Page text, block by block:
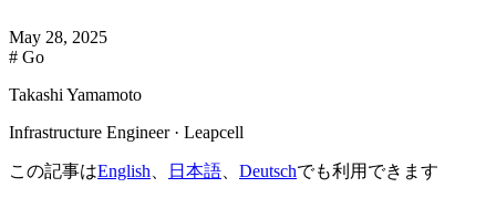
May 28, 2025
# Go
Takashi Yamamoto
Infrastructure Engineer · Leapcell
この記事はEnglish 日本語 Deutschでも利用できます